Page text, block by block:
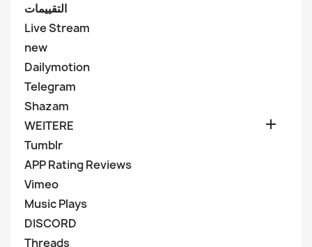
التقييمات
Live Stream
new
Dailymotion
Telegram
Shazam
WEITERE

Tumblr
APP Rating Reviews
Vimeo
Music Plays
DISCORD
Threads